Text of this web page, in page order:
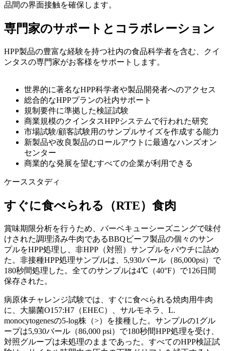
品間の界面接触を確保します。
専門家のサポートとコラボレーション
HPP製品の豊富な経験を持つ社内の食品科学者を含む、クイ
ンタスの専門家がお客様をサポートします。
世界的に著名なHPP科学者や製品開発者へのアクセス
総合的なHPPプランの社内サポート
規制要件に準拠した検証試験
商業規模のクインタスHPPシステムで行われた研究
市場試験/顧客試験用のサンプルサイズを作成する能力
新製品や改良製品のロールアウトに最適なハンズオン
センター
商業的な発展を望むすべての企業が利用できる
ケーススタディ
すぐに食べられる（RTE）食肉
賞味期限分析を行うため、バーベキューシーズニングで味付
けされた調理済み牛肉であるBBQビーフ製品の個々のサン
プルをHPP処理し、非HPP（対照）サンプルをパウチに詰め
た。非接種HPP処理サンプルは、5,930バール（86,000psi）で
180秒間処理した。全てのサンプルは4℃（40°F）で126日間
保存された。
病原体チャレンジ試験では、すぐに食べられる焼肉用牛肉
に、大腸菌O157:H7（EHEC）、サルモネラ、L.
monocytogenesの5-log株（>）を接種した。サンプルの1グル
ープは5,930バール（86,000 psi）で180秒間HPP処理を受け、
対照グループは未処理のままであった。すべてのHPP検証試